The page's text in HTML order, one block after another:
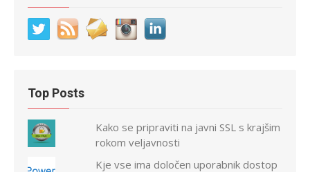
Top Posts
Kako se pripraviti na javni SSL s krajšim
rokom veljavnosti
Kje vse ima določen uporabnik dostop